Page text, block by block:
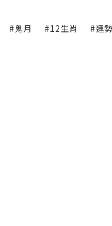
#鬼月 #12生肖 #運